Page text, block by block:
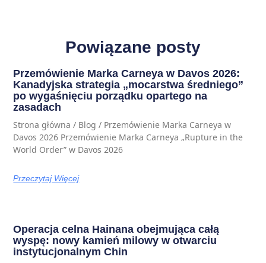
Powiązane posty
Przemówienie Marka Carneya w Davos 2026:
Kanadyjska strategia „mocarstwa średniego”
po wygaśnięciu porządku opartego na
zasadach
Strona główna / Blog / Przemówienie Marka Carneya w
Davos 2026 Przemówienie Marka Carneya „Rupture in the
World Order” w Davos 2026
Przeczytaj Więcej
Operacja celna Hainana obejmująca całą
wyspę: nowy kamień milowy w otwarciu
instytucjonalnym Chin